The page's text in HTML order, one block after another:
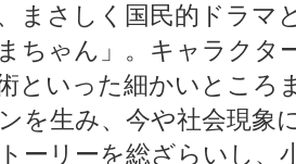
まさしく国民的ドラマ
ちゃん」。キャラクタ
といった細かいところ
を生み、今や社会現
ーリーを総ざらいし、